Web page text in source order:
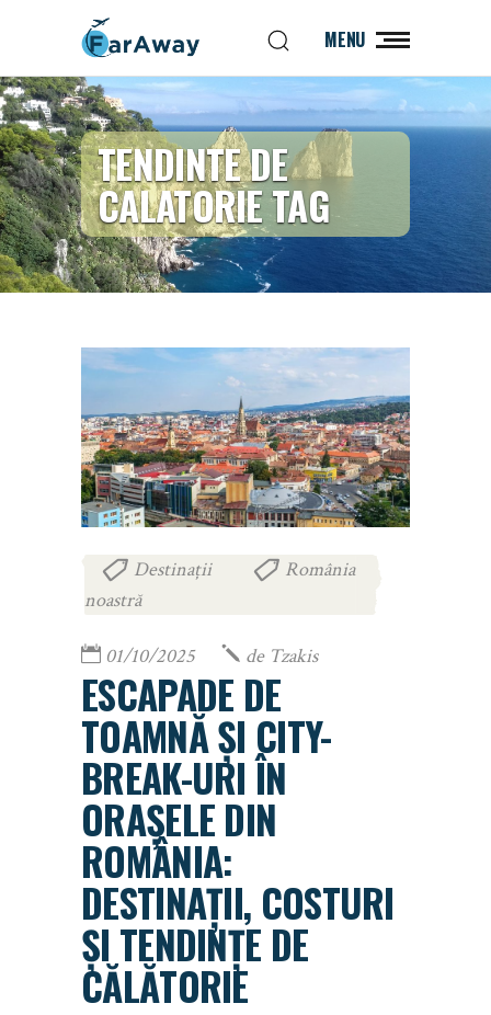
MENU
TENDINTE DE
CALATORIE TAG
Destinații
România
noastră
01/10/2025 de Tzakis
ESCAPADE DE
TOAMNĂ ȘI CITY-
BREAK-URI ÎN
ORAȘELE DIN
ROMÂNIA:
DESTINAȚII, COSTURI
ȘI TENDINȚE DE
CĂLĂTORIE